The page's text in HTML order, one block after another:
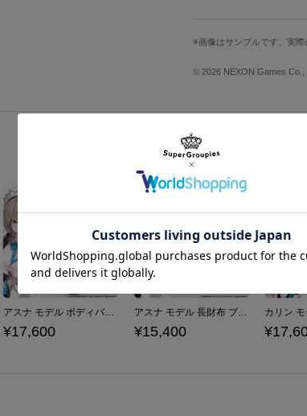
かな個性を演出します。
ヘイローやロードバイ
マチ付きのメイン収納
ています。
素材／ 本体：合成皮革
画像はサンプルです。実
© 2026 NEXON Games
アスナ モデル ボディバッグ ブルーアーカイブ -Blue Archive-
¥17,600
アスナ モデル 長財布 ブルーアーカイブ -Blue Archive-
¥15,400